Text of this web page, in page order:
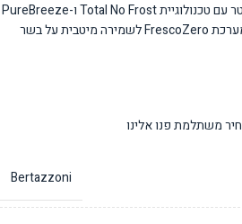
מקרר Bertazzoni בנפח 481 ליטר עם טכנולוגיית Total No Frost ו-PureBreeze
UV לחיסול 99.99% מחיידקים. מערכת FrescoZero לשמירה מיטבית על בשר
משתלמת פנו אלינו
Bertazzoni